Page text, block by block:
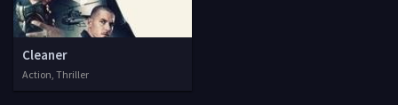
Cleaner
Action, Thriller